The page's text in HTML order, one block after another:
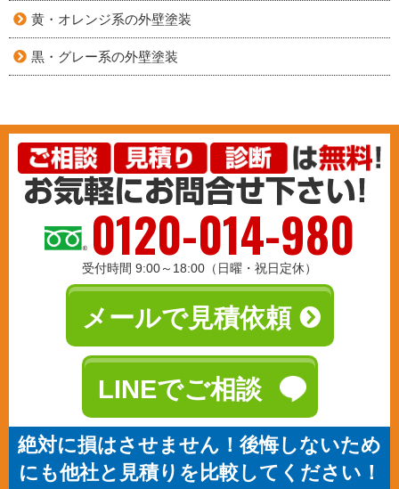
黄・オレンジ系の外壁塗装
黒・グレー系の外壁塗装
0120-014-980
受付時間 9:00～18:00（日曜・祝日定休）
メールで見積依頼
LINEでご相談
絶対に損はさせません！後悔しないため
にも他社と見積りを比較してください！